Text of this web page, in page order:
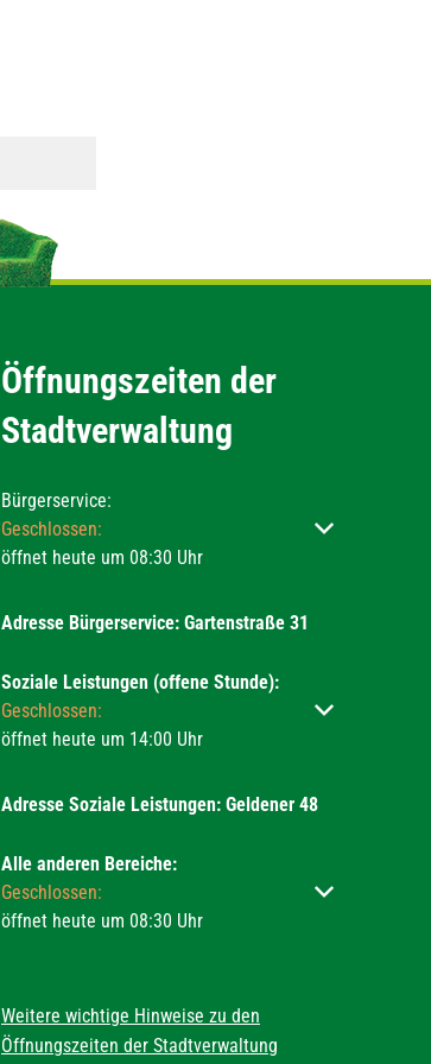
Öffnungszeiten der
Stadtverwaltung
Bürgerservice:
Klicken, um weitere Öffnungs- oder Schließzeiten
Geschlossen:
öffnet heute um 08:30 Uhr
Adresse Bürgerservice: Gartenstraße 31
Soziale Leistungen (offene Stunde):
Klicken, um weitere Öffnungs- oder Schließzeiten
Geschlossen:
öffnet heute um 14:00 Uhr
Adresse Soziale Leistungen: Geldener 48
Alle anderen Bereiche:
Klicken, um weitere Öffnungs- oder Schließzeiten
Geschlossen:
öffnet heute um 08:30 Uhr
Weitere wichtige Hinweise zu den
Öffnungszeiten der Stadtverwaltung